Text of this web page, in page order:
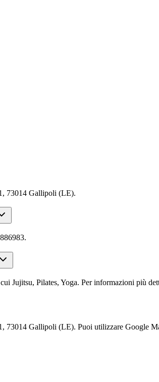
73014 Gallipoli (LE).
Jujitsu, Pilates, Yoga. Per informazioni più
73014 Gallipoli (LE). Puoi utilizzare Google